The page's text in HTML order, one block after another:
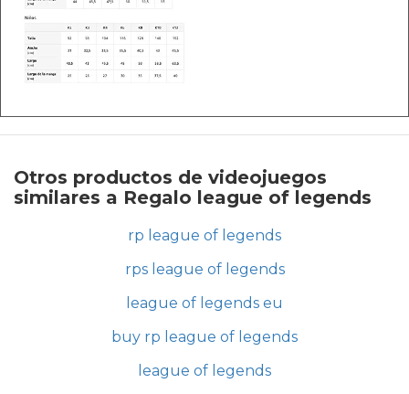
Otros productos de videojuegos
similares a Regalo league of legends
rp league of legends
rps league of legends
league of legends eu
buy rp league of legends
league of legends